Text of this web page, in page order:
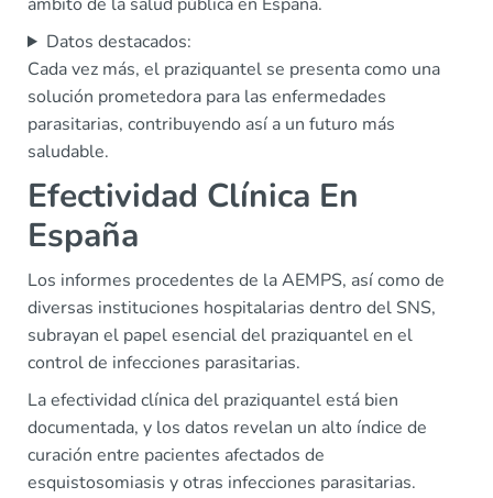
Datos destacados:
Cada vez más, el praziquantel se presenta como una
solución prometedora para las enfermedades
parasitarias, contribuyendo así a un futuro más
saludable.
Efectividad Clínica En
España
Los informes procedentes de la AEMPS, así como de
diversas instituciones hospitalarias dentro del SNS,
subrayan el papel esencial del praziquantel en el
control de infecciones parasitarias.
La efectividad clínica del praziquantel está bien
documentada, y los datos revelan un alto índice de
curación entre pacientes afectados de
esquistosomiasis y otras infecciones parasitarias.